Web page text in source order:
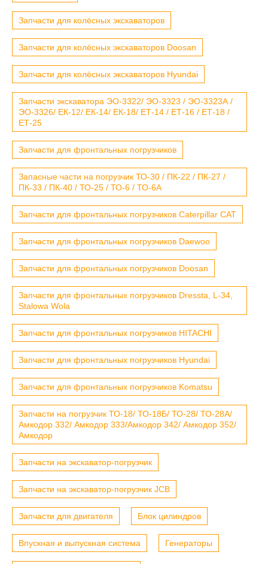
Запчасти для колёсных экскаваторов
Запчасти для колёсных экскаваторов Doosan
Запчасти для колёсных экскаваторов Hyundai
Запчасти экскаватора ЭО-3322/ ЭО-3323 / ЭО-3323А /
ЭО-3326/ ЕК-12/ ЕК-14/ ЕК-18/ ЕТ-14 / ЕТ-16 / ЕТ-18 /
ЕТ-25
Запчасти для фронтальных погрузчиков
Запасные части на погрузчик ТО-30 / ПК-22 / ПК-27 /
ПК-33 / ПК-40 / ТО-25 / ТО-6 / ТО-6А
Запчасти для фронтальных погрузчиков Caterpillar CAT
Запчасти для фронтальных погрузчиков Daewoo
Запчасти для фронтальных погрузчиков Doosan
Запчасти для фронтальных погрузчиков Dressta, L-34,
Stalowa Wola
Запчасти для фронтальных погрузчиков HITACHI
Запчасти для фронтальных погрузчиков Hyundai
Запчасти для фронтальных погрузчиков Komatsu
Запчасти на погрузчик ТО-18/ ТО-18Б/ ТО-28/ ТО-28А/
Амкодор 332/ Амкодор 333/Амкодор 342/ Амкодор 352/
Амкодор
Запчасти на экскаватор-погрузчик
Запчасти на экскаватор-погрузчик JCB
Запчасти для двигателя Блок цилиндров
Впускная и выпускная система Генераторы